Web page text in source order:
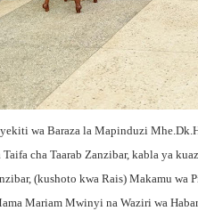
wa Baraza la Mapinduzi
cha Taarab Zanzibar, kabla ya
(kushoto kwa Rais) Makamu wa
Mariam Mwinyi na Waziri wa